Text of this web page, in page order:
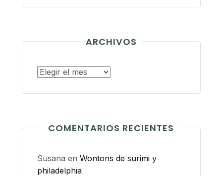
ARCHIVOS
Archivos
COMENTARIOS RECIENTES
Susana en Wontons de surimi y
philadelphia